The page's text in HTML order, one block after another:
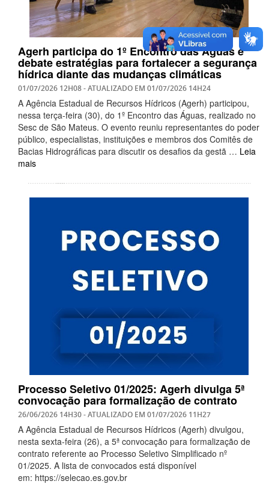
Agerh participa do 1º Encontro das Águas e
debate estratégias para fortalecer a segurança
hídrica diante das mudanças climáticas
01/07/2026 12H08- ATUALIZADO EM 01/07/2026 14H24
A Agência Estadual de Recursos Hídricos (Agerh) participou,
nessa terça-feira (30), do 1º Encontro das Águas, realizado no
Sesc de São Mateus. O evento reuniu representantes do poder
público, especialistas, instituições e membros dos Comitês de
Bacias Hidrográficas para discutir os desafios da gestã … Leia
mais
Processo Seletivo 01/2025: Agerh divulga 5ª
convocação para formalização de contrato
26/06/2026 14H30- ATUALIZADO EM 01/07/2026 11H27
A Agência Estadual de Recursos Hídricos (Agerh) divulgou,
nesta sexta-feira (26), a 5ª convocação para formalização de
contrato referente ao Processo Seletivo Simplificado nº
01/2025. A lista de convocados está disponível
em: https://selecao.es.gov.br